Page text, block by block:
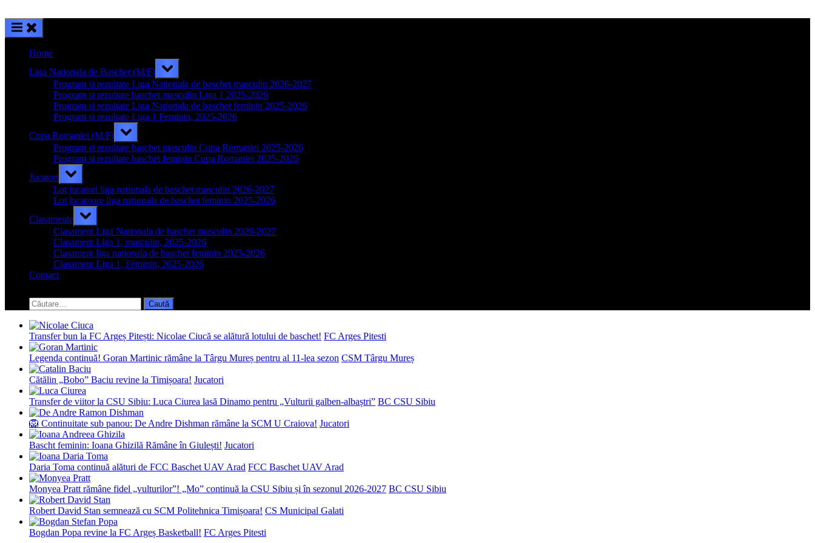
Home
Liga Nationala de Baschet (M/F)
Toggle
sub-
menu
Program si rezultate Liga Nationala de baschet masculin 2026-2027
Program si rezultate baschet masculin Liga 1 2025-2026
Program si rezultate Liga Nationala de baschet feminin 2025-2026
Program si rezultate Liga 1 Feminin, 2025-2026
Cupa Romaniei (M/F)
Toggle
sub-
menu
Program si rezultate baschet masculin Cupa Romaniei 2025-2026
Program si rezultate baschet feminin Cupa Romaniei 2025-2026
Jucatori
Toggle
sub-
menu
Lot jucatori liga nationala de baschet masculin 2026-2027
Lot jucatoare liga nationala de baschet feminin 2025-2026
Clasamente
Toggle
sub-
menu
Clasament Liga Nationala de baschet masculin 2026-2027
Clasament Liga 1, masculin, 2025-2026
Clasament liga nationala de baschet feminin 2025-2026
Clasament Liga 1, Feminin, 2025-2026
Contact
search
form
Caută
după:
Transfer bun la FC Argeș Pitești: Nicolae Ciucă se alătură lotului de baschet! FC Arges Pitesti
Legenda continuă! Goran Martinic rămâne la Târgu Mureș pentru al 11-lea sezon CSM Târgu Mureș
Cătălin „Bobo” Baciu revine la Timișoara! Jucatori
Transfer de viitor la CSU Sibiu: Luca Ciurea lasă Dinamo pentru „Vulturii galben-albaștri” BC CSU Sibiu
🦁 Continuitate sub panou: De Andre Dishman rămâne la SCM U Craiova! Jucatori
Bascht feminin: Ioana Ghizilă Rămâne în Giulești! Jucatori
Daria Toma continuă alături de FCC Baschet UAV Arad FCC Baschet UAV Arad
Monyea Pratt rămâne fidel „vulturilor”! „Mo” continuă la CSU Sibiu și în sezonul 2026-2027 BC CSU Sibiu
Robert David Stan semnează cu SCM Politehnica Timișoara! CS Municipal Galati
Bogdan Popa revine la FC Argeș Basketball! FC Arges Pitesti